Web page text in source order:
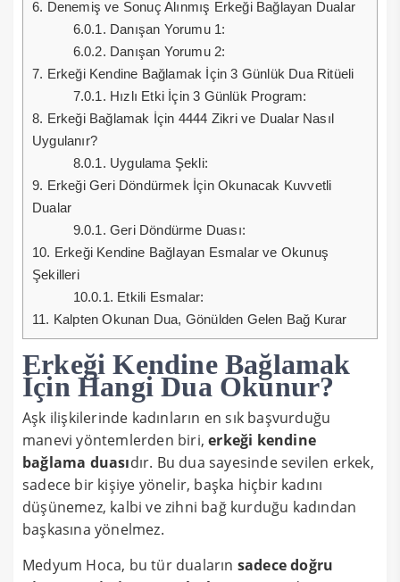
6. Denemiş ve Sonuç Alınmış Erkeği Bağlayan Dualar
6.0.1. Danışan Yorumu 1:
6.0.2. Danışan Yorumu 2:
7. Erkeği Kendine Bağlamak İçin 3 Günlük Dua Ritüeli
7.0.1. Hızlı Etki İçin 3 Günlük Program:
8. Erkeği Bağlamak İçin 4444 Zikri ve Dualar Nasıl
Uygulanır?
8.0.1. Uygulama Şekli:
9. Erkeği Geri Döndürmek İçin Okunacak Kuvvetli
Dualar
9.0.1. Geri Döndürme Duası:
10. Erkeği Kendine Bağlayan Esmalar ve Okunuş
Şekilleri
10.0.1. Etkili Esmalar:
11. Kalpten Okunan Dua, Gönülden Gelen Bağ Kurar
Erkeği Kendine Bağlamak
İçin Hangi Dua Okunur?
Aşk ilişkilerinde kadınların en sık başvurduğu
manevi yöntemlerden biri,erkeği kendine
bağlama duasıdır. Bu dua sayesinde sevilen erkek,
sadece bir kişiye yönelir, başka hiçbir kadını
düşünemez, kalbi ve zihni bağ kurduğu kadından
başkasına yönelmez.
Medyum Hoca, bu tür duaların sadece doğru